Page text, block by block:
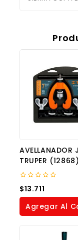
AVELLANADOR
TRUPER (12868)
0
out
of
$13.711
Agregar Al